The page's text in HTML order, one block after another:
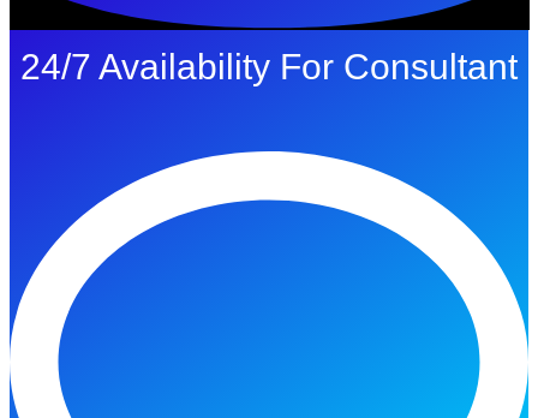
24/7 Availability For Consultant